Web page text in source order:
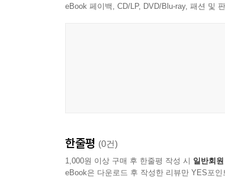
eBook 페이백, CD/LP, DVD/Blu-ray, 패션 및
한줄평 (0건)
1,000원 이상 구매 후 한줄평 작성 시 일반회
eBook은 다운로드 후 작성한 리뷰만 YES포인